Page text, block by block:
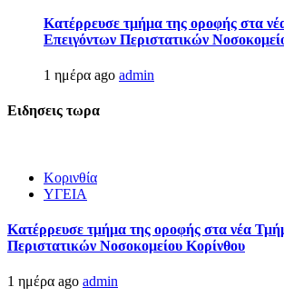
Kατέρρευσε τμήμα της οροφής στα
Επειγόντων Περιστατικών
1 ημέρα ago admin
Ειδησεις τωρα
Κορινθία
ΥΓΕΙΑ
Kατέρρευσε τμήμα της οροφής στα νέα
Περιστατικών Νοσοκομείου Κορίνθου
1 ημέρα ago admin